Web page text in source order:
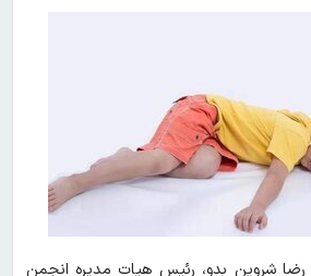
رضا شروین بدو، رئیس هیات مدیره انجمن